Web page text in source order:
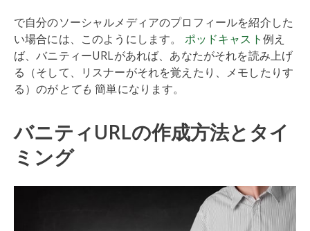
で自分のソーシャルメディアのプロフィールを紹介した
い場合には、このようにします。 ポッドキャスト例え
ば、バニティーURLがあれば、あなたがそれを読み上げ
る（そして、リスナーがそれを覚えたり、メモしたりす
る）のがとても簡単になります。
バニティURLの作成方法とタイ
ミング